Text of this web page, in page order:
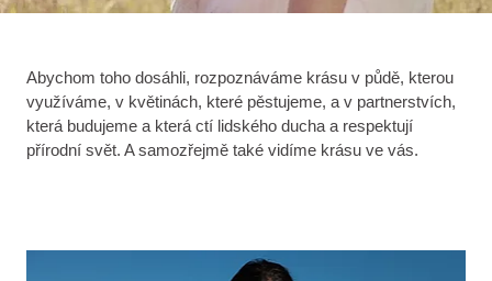
Abychom toho dosáhli, rozpoznáváme krásu v půdě, kterou
využíváme, v květinách, které pěstujeme, a v partnerstvích,
která budujeme a která ctí lidského ducha a respektují
přírodní svět. A samozřejmě také vidíme krásu ve vás.